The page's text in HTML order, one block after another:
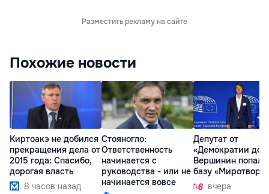
Разместить рекламу на сайте
Похожие новости
Киртоакэ не добился
прекращения дела от
2015 года: Спасибо,
дорогая власть
8 часов назад
Стояногло:
Ответственность
начинается с
руководства - или не
начинается вовсе
Депутат от
«Демократии
Вершинин попал в
базу
вчера